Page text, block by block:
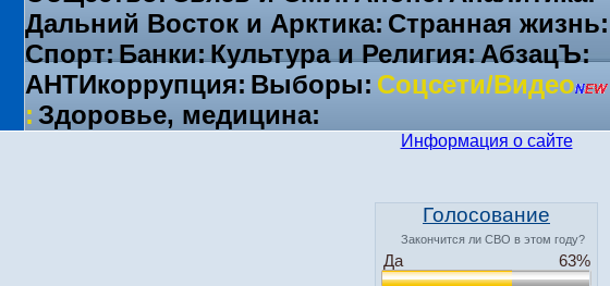
Дальний Восток и Арктика: Странная жизнь:
Спорт:Банки:Культура и Религия:АбзацЪ:
АНТИкоррупция: Выборы: Соцсети/Видео
: Здоровье, медицина:
Информация о сайте
Голосование
Закончится ли СВО в этом году?
Да
63%